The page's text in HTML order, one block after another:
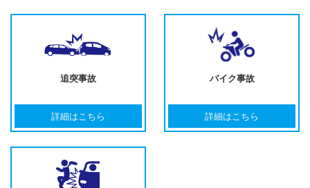
追突事故
詳細はこちら
バイク事故
詳細はこちら